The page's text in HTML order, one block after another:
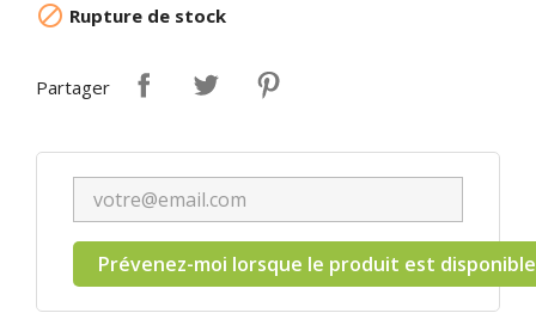
 Rupture de stock
Partager
Prévenez-moi lorsque le produit est disponible